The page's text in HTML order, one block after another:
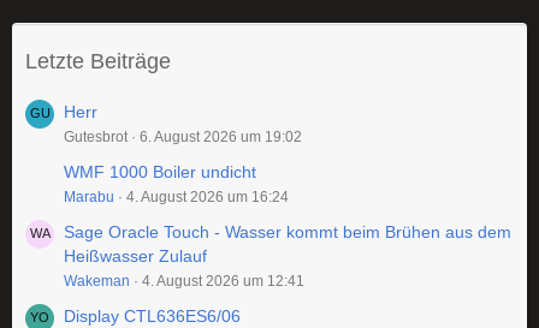
Letzte Beiträge
Herr
Gutesbrot 6. August 2026 um 19:02
WMF 1000 Boiler undicht
Marabu 4. August 2026 um 16:24
Sage Oracle Touch - Wasser kommt beim Brühen aus dem
Heißwasser Zulauf
Wakeman 4. August 2026 um 12:41
Display CTL636ES6/06